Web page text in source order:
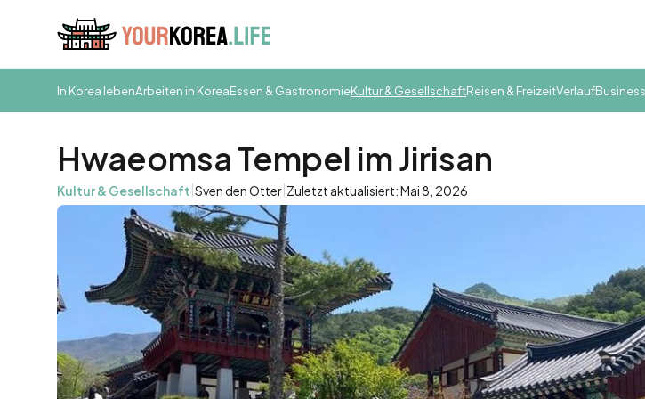
In Korea lebenArbeiten in KoreaEssen & GastronomieKultur & GesellschaftReisen & FreizeitVerlaufBusiness
Hwaeomsa Tempel im Jirisan
Kultur & Gesellschaft|Sven den Otter|Zuletzt aktualisiert: Mai 8, 2026